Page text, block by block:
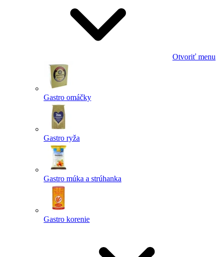
Otvoriť menu
Gastro omáčky
Gastro ryža
Gastro múka a strúhanka
Gastro korenie